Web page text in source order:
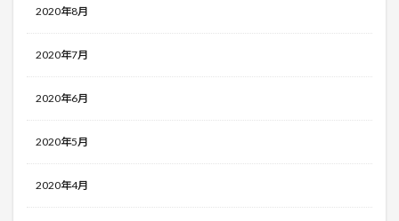
2020年8月
2020年7月
2020年6月
2020年5月
2020年4月